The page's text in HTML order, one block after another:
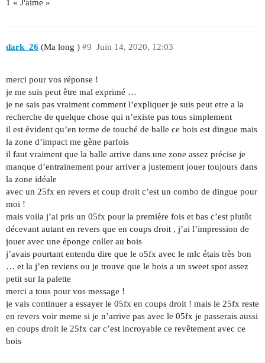
1 « J'aime »
dark_26 (Ma long ) Juin 14, 2020, 12:03
#9
merci pour vos réponse !
je me suis peut être mal exprimé …
je ne sais pas vraiment comment l’expliquer je suis peut etre a la
recherche de quelque chose qui n’existe pas tous simplement
il est évident qu’en terme de touché de balle ce bois est dingue mais
la zone d’impact me gène parfois
il faut vraiment que la balle arrive dans une zone assez précise je
manque d’entrainement pour arriver a justement jouer toujours dans
la zone idéale
avec un 25fx en revers et coup droit c’est un combo de dingue pour
moi !
mais voila j’ai pris un 05fx pour la première fois et bas c’est plutôt
décevant autant en revers que en coups droit , j’ai l’impression de
jouer avec une éponge coller au bois
j’avais pourtant entendu dire que le o5fx avec le mlc étais très bon
… et la j’en reviens ou je trouve que le bois a un sweet spot assez
petit sur la palette
merci a tous pour vos message !
je vais continuer a essayer le 05fx en coups droit ! mais le 25fx reste
en revers voir meme si je n’arrive pas avec le 05fx je passerais aussi
en coups droit le 25fx car c’est incroyable ce revêtement avec ce
bois